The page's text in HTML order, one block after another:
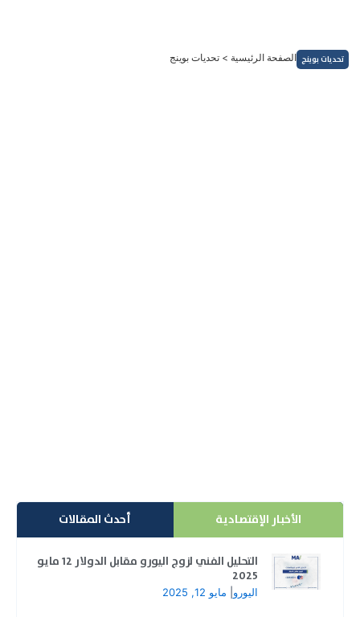
المحتوى
تحديات بوينج الصفحة الرئيسية > تحديات بوينج
الأخبار الإقتصادية أحدث المقالات
التحليل الفني لزوج اليورو مقابل الدولار 12 مايو
2025
اليورو مايو 12, 2025